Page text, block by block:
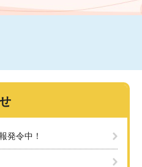
発令中！